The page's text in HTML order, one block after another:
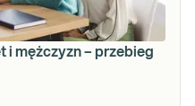
i mężczyzn – przebieg